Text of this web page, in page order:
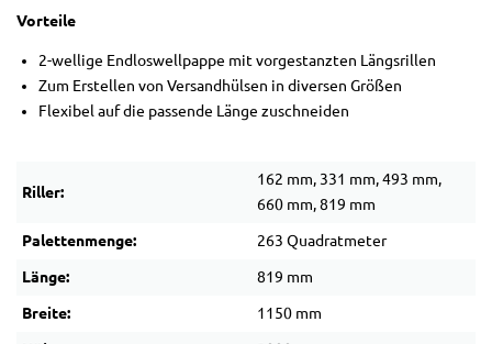
Vorteile
2-wellige Endloswellpappe mit vorgestanzten Längsrillen
Zum Erstellen von Versandhülsen in diversen Größen
Flexibel auf die passende Länge zuschneiden
Riller:
162 mm, 331 mm, 493 mm,
660 mm, 819 mm
Palettenmenge: 263 Quadratmeter
Länge: 819 mm
Breite: 1150 mm